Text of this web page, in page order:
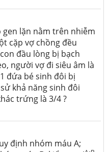
lặn nằm trên nhiễm
cặp vợ chồng đều
đầu lòng bị bạch
người vợ đi siêu âm là
đứa bé sinh đôi bị
khả năng sinh đôi
trứng là 3/4 ?
định nhóm máu A;